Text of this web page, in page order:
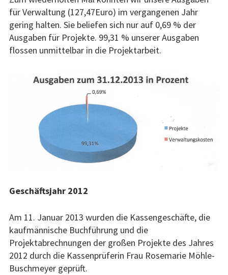
für Verwaltung (127,47Euro) im vergangenen Jahr
gering halten. Sie beliefen sich nur auf 0,69 % der
Ausgaben für Projekte. 99,31 % unserer Ausgaben
flossen unmittelbar in die Projektarbeit.
Geschäftsjahr 2012
Am 11. Januar 2013 wurden die Kassengeschäfte, die
kaufmännische Buchführung und die
Projektabrechnungen der großen Projekte des Jahres
2012 durch die Kassenprüferin Frau Rosemarie Möhle-
Buschmeyer geprüft.